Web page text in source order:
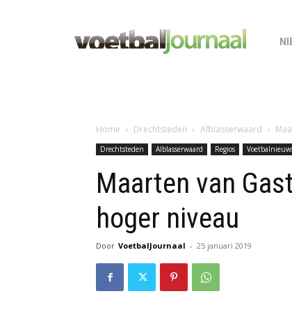
Home Drechtsteden Alblasserwaard
Drechtsteden Alblasserwaard Regios
Maarten van
hoger niveau
Door VoetbalJournaal - 25 januari 2019